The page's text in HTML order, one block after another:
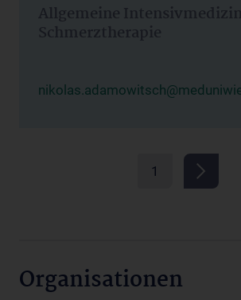
Allgemeine
Schmerztherapie
1
Organisationen